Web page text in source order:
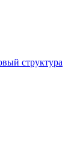
структура